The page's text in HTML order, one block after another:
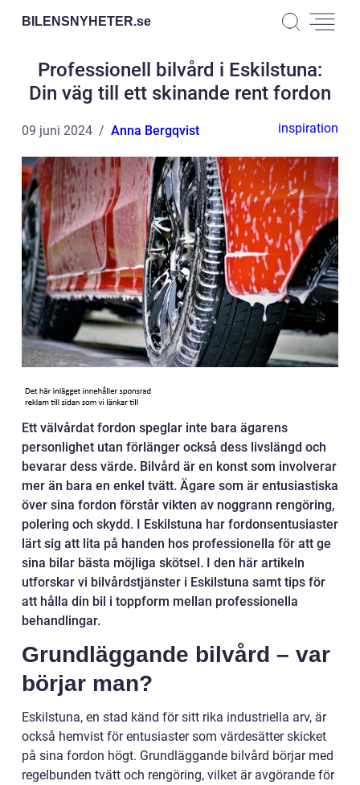
BILENSNYHETER.se
Professionell bilvård i Eskilstuna:
Din väg till ett skinande rent fordon
09 juni 2024 Anna Bergqvist inspiration
Ett välvårdat fordon speglar inte bara ägarens
personlighet utan förlänger också dess livslängd och
bevarar dess värde. Bilvård är en konst som involverar
mer än bara en enkel tvätt. Ägare som är entusiastiska
över sina fordon förstår vikten av noggrann rengöring,
polering och skydd. I Eskilstuna har fordonsentusiaster
lärt sig att lita på handen hos professionella för att ge
sina bilar bästa möjliga skötsel. I den här artikeln
utforskar vi bilvårdstjänster i Eskilstuna samt tips för
att hålla din bil i toppform mellan professionella
behandlingar.
Grundläggande bilvård – var
börjar man?
Eskilstuna, en stad känd för sitt rika industriella arv, är
också hemvist för entusiaster som värdesätter skicket
på sina fordon högt. Grundläggande bilvård börjar med
regelbunden tvätt och rengöring, vilket är avgörande för